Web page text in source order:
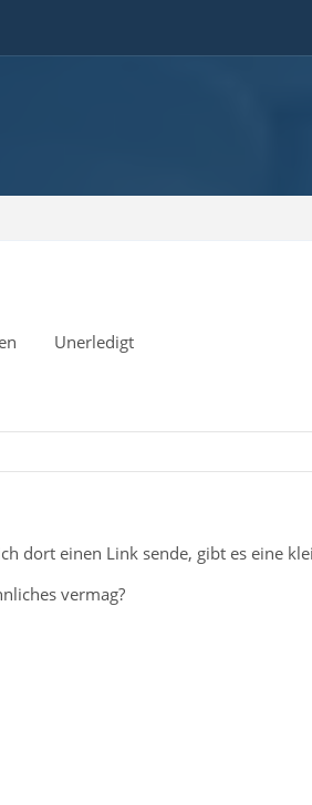
Unerledigt
dort einen Link sende, gibt es eine
vermag?